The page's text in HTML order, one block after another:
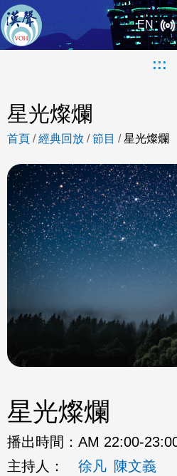
EN
:::
星光燦爛
首頁 /經典回放 /節目 /星光燦爛
星光燦爛
播出時間： AM 22:00-
主持人：
徐凡 陳文義